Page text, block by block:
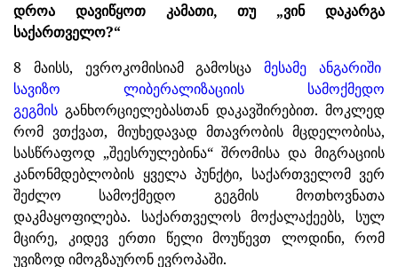
დროა დავიწყოთ კამათი, თუ „ვინ დაკარგა
საქართველო?“
8 მაისს, ევროკომისიამ გამოსცამესამე ანგარიში
სავიზო ლიბერალიზაციის სამოქმედო
გეგმის განხორციელებასთან დაკავშირებით. მოკლედ
რომ ვთქვათ, მიუხედავად მთავრობის მცდელობისა,
სასწრაფოდ „შეესრულებინა“ შრომისა და მიგრაციის
კანონმდებლობის ყველა პუნქტი, საქართველომ ვერ
შეძლო სამოქმედო გეგმის მოთხოვნათა
დაკმაყოფილება. საქართველოს მოქალაქეებს, სულ
მცირე, კიდევ ერთი წელი მოუწევთ ლოდინი, რომ
უვიზოდ იმოგზაურონ ევროპაში.